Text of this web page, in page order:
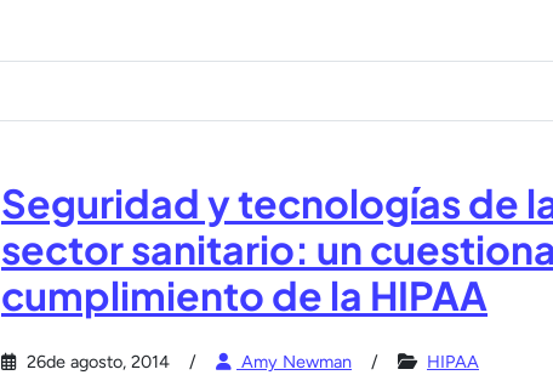
Seguridad y tecnologías de
sector sanitario: un
cumplimiento de la HIPAA
26de agosto, 2014 Amy Newman HIPAA